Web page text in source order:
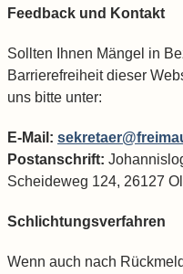
Feedback und Kontakt
Sollten Ihnen Mängel in
Barrierefreiheit dieser
uns bitte unter:
E-Mail:
Postanschrift:
Scheideweg 124, 26127
Schlichtungsverfahren
Wenn auch nach